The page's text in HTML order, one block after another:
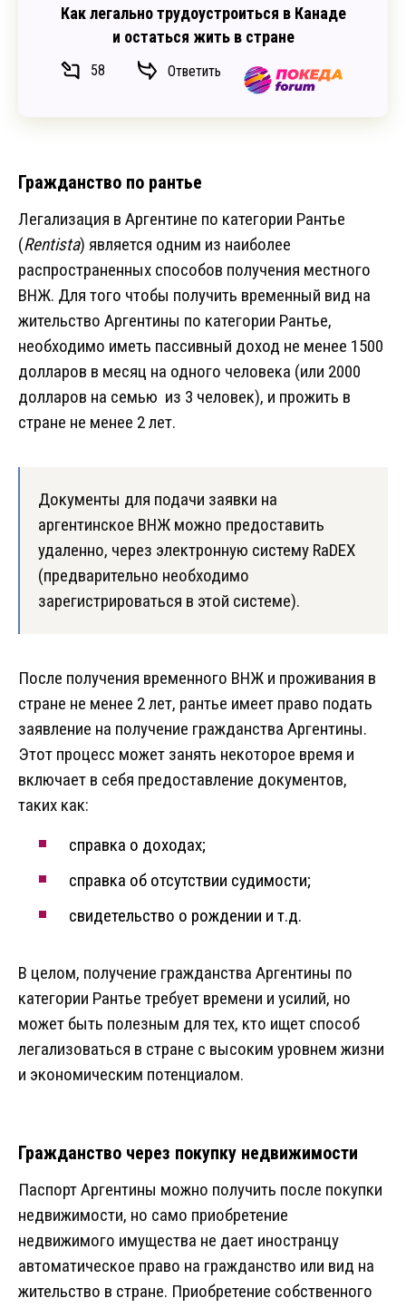
Как легально трудоустроиться в Канаде
и остаться жить в стране
58 Ответить
Гражданство по рантье
Легализация в Аргентине по категории Рантье
(Rentista) является одним из наиболее
распространенных способов получения местного
ВНЖ. Для того чтобы получить временный вид на
жительство Аргентины по категории Рантье,
необходимо иметь пассивный доход не менее 1500
долларов в месяц на одного человека (или 2000
долларов на семью из 3 человек), и прожить в
стране не менее 2 лет.
Документы для подачи заявки на
аргентинское ВНЖ можно предоставить
удаленно, через электронную систему RaDEX
(предварительно необходимо
зарегистрироваться в этой системе).
После получения временного ВНЖ и проживания в
стране не менее 2 лет, рантье имеет право подать
заявление на получение гражданства Аргентины.
Этот процесс может занять некоторое время и
включает в себя предоставление документов,
таких как:
справка о доходах;
справка об отсутствии судимости;
свидетельство о рождении и т.д.
В целом, получение гражданства Аргентины по
категории Рантье требует времени и усилий, но
может быть полезным для тех, кто ищет способ
легализоваться в стране с высоким уровнем жизни
и экономическим потенциалом.
Гражданство через покупку недвижимости
Паспорт Аргентины можно получить после покупки
недвижимости, но само приобретение
недвижимого имущества не дает иностранцу
автоматическое право на гражданство или вид на
жительство в стране. Приобретение собственного